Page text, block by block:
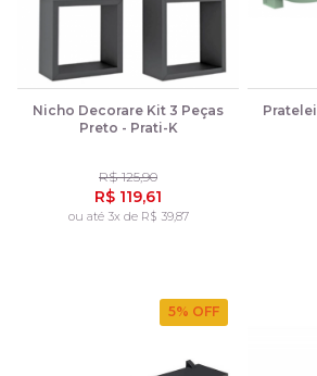
Nicho Decorare Kit 3 Peças
Preto - Prati-K
R$ 125,90
R$ 119,61
ou até 3x de R$ 39,87
5% OFF